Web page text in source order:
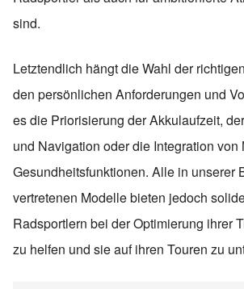
sind.
Letztendlich hängt die Wahl der
den persönlichen Anforderungen und
es die Priorisierung der Akkulaufzeit,
und Navigation oder die Integration von
Gesundheitsfunktionen. Alle in unserer
vertretenen Modelle bieten jedoch
Radsportlern bei der Optimierung ihrer
zu helfen und sie auf ihren Touren zu